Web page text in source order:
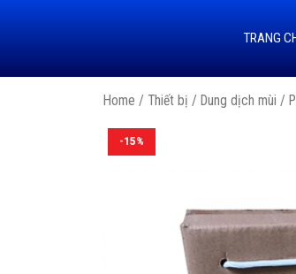
TRANG
Home / Thiết bị / Dung dịch mùi /
-15%